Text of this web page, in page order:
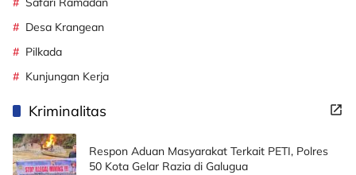
Desa Krangean
Pilkada
Kunjungan Kerja
Kriminalitas
Respon Aduan Masyarakat Terkait PETI, Polres
50 Kota Gelar Razia di Galugua